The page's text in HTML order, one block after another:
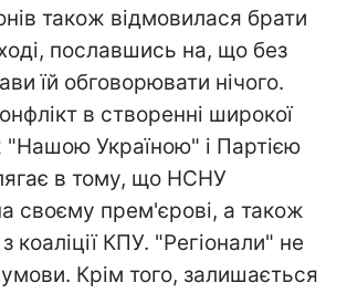
також відмовилася брати
пославшись на, що без
їй обговорювати нічого.
в створенні широкої
"Нашою Україною" і Партією
в тому, що НСНУ
своєму прем'єрові, а також
коаліції КПУ. "Регіонали" не
умови. Крім того, залишається